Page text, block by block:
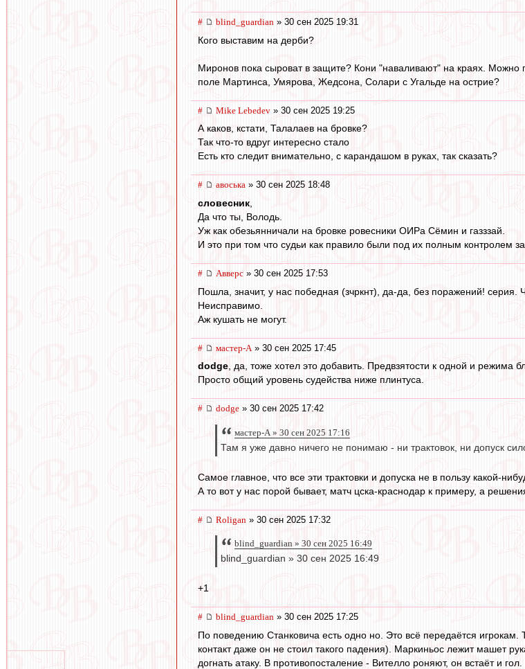
# blind_guardian » 30 сен 2025 19:31
Кого выставим на дерби?
Миронов пока сыроват в защите? Кони "наваливают" на краях. Можно
поле Мартинса, Умярова, Жедсона, Cолари с Угальде на острие?
# Mike Lebedev » 30 сен 2025 19:25
А каков, кстати, Талалаев на бровке?
Так что-то вдруг интересно стало
Есть кто следит внимательно, с карандашом в руках, так сказать?
# авоська » 30 сен 2025 18:48
словесник
Да что ты, Володь.
Уж как обезьянничали на бровке ровесники ОИРа Сёмин и газззай.
И это при том что судьи как правило были под их полным контролем за
# Авверс » 30 сен 2025 17:53
Пошла, значит, у нас победная (зчркнт), да-да, без поражений! серия.
Неисправимо.
Аж кушать не могут.
# мастер-А » 30 сен 2025 17:45
dodge , да, тоже хотел это добавить. Предвзятости к одной и режима
Просто общий уровень судейства ниже плинтуса.
# dodge » 30 сен 2025 17:42
мастер-А » 30 сен 2025 17:16
Там я уже давно ничего не понимаю - ни трактовок, ни допуск
Самое главное, что все эти трактовки и допуска не в пользу какой-
А то вот у нас порой бывает, матч цска-краснодар к примеру, а
# Roligan » 30 сен 2025 17:32
blind_guardian » 30 сен 2025 16:49
blind_guardian » 30 сен 2025 16:49
+1
# blind_guardian » 30 сен 2025 17:25
По поведению Станковича есть одно но. Это всё передаётся
контакт даже он не стоил такого падения). Маркиньос лежит машет
догнать атаку. В противопосталение - Вителло роняют, он встаёт и